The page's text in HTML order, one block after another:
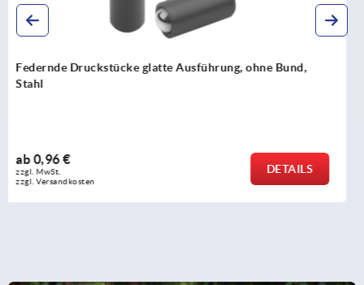
Federnde Druckstücke zum Einpressen, ohne Bund,
Edelstahl
ab1,26 €
zzgl. MwSt.
zzgl. Versandkosten
DETAILS